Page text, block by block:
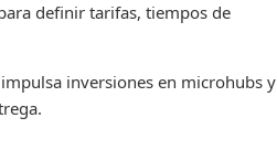
definir tarifas, tiempos de
inversiones en microhubs y